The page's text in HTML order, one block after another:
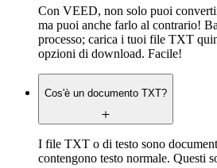
Con VEED, non solo puoi
ma puoi anche farlo al contrario!
processo; carica i tuoi file TXT
opzioni di download. Facile!
Cos'è un documento TXT?
I file TXT o di testo sono
contengono testo normale. Questi